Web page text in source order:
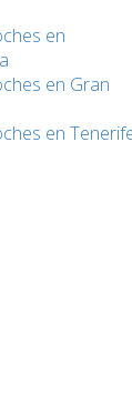
en
en Gran
en